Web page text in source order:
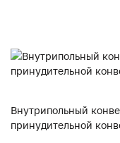
Внутрипольный
принудительной